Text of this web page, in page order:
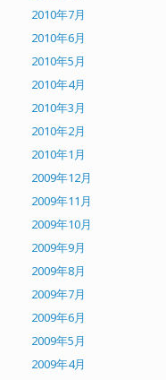
2010年7月
2010年6月
2010年5月
2010年4月
2010年3月
2010年2月
2010年1月
2009年12月
2009年11月
2009年10月
2009年9月
2009年8月
2009年7月
2009年6月
2009年5月
2009年4月